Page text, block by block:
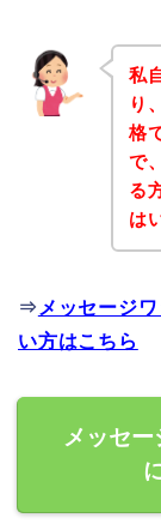
私
り
格
で
る
は
⇒ メッセージ
い方はこちら
メッセー